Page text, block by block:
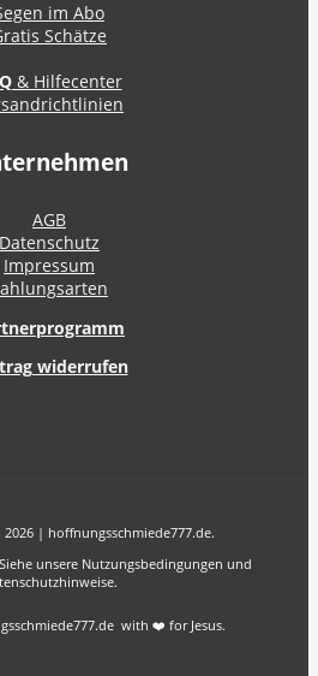
im Abo
Schätze
& Hilfecenter
AGB
Datenschutz
Impressum
widerrufen
| hoffnungsschmiede777.de.
unsere Nutzungsbedingungen und
with ❤️ for Jesus.